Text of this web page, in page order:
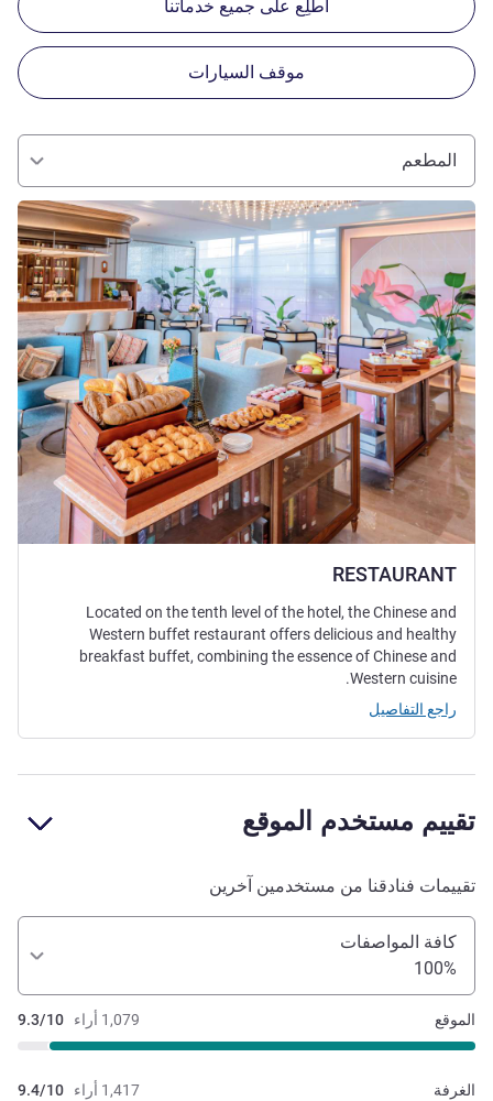
اطّلِع على جميع خدماتنا
موقف السيارات
المطعم
RESTAURANT
راجع التفاصيل
Located on the tenth level of the hotel, the Chinese and
Western buffet restaurant offers delicious and healthy
breakfast buffet, combining the essence of Chinese and
Western cuisine.
راجع التفاصيل
تقييم مستخدم الموقع
تقييمات فنادقنا من مستخدمين آخرين
كافة المواصفات
100%
1,079 أراء 9.3/10 الموقع
1,417 أراء 9.4/10 الغرفة